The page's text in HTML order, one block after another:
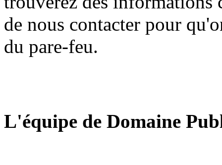
de nous contacter pour
du pare-feu.
L'équipe de Domaine